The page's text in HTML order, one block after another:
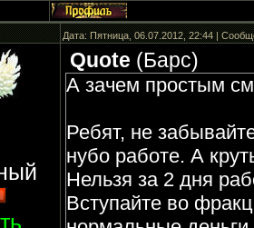
Дата: Пятница, 06.07.2012, 22:44 |
Quote (Барс)
А зачем простым
Ребят, не
нубо работе. А
Нельзя за 2 дня
Вступайте во